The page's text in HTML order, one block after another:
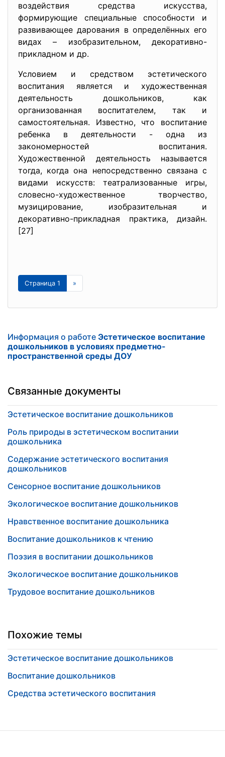
воздействия средства искусства,
формирующие специальные способности и
развивающее дарования в определённых его
видах – изобразительном, декоративно-
прикладном и др.
Условием и средством эстетического
воспитания является и художественная
деятельность дошкольников, как
организованная воспитателем, так и
самостоятельная. Известно, что воспитание
ребенка в деятельности - одна из
закономерностей воспитания.
Художественной деятельность называется
тогда, когда она непосредственно связана с
видами искусств: театрализованные игры,
словесно-художественное творчество,
музицирование, изобразительная и
декоративно-прикладная практика, дизайн.
[27]
Страница 1 »
Информация о работе Эстетическое воспитание
дошкольников в условиях предметно-
пространственной среды ДОУ
Связанные документы
Эстетическое воспитание дошкольников
Роль природы в эстетическом воспитании
дошкольника
Содержание эстетического воспитания
дошкольников
Сенсорное воспитание дошкольников
Экологическое воспитание дошкольников
Нравственное воспитание дошкольника
Воспитание дошкольников к чтению
Поэзия в воспитании дошкольников
Экологическое воспитание дошкольников
Трудовое воспитание дошкольников
Похожие темы
Эстетическое воспитание дошкольников
Воспитание дошкольников
Средства эстетического воспитания